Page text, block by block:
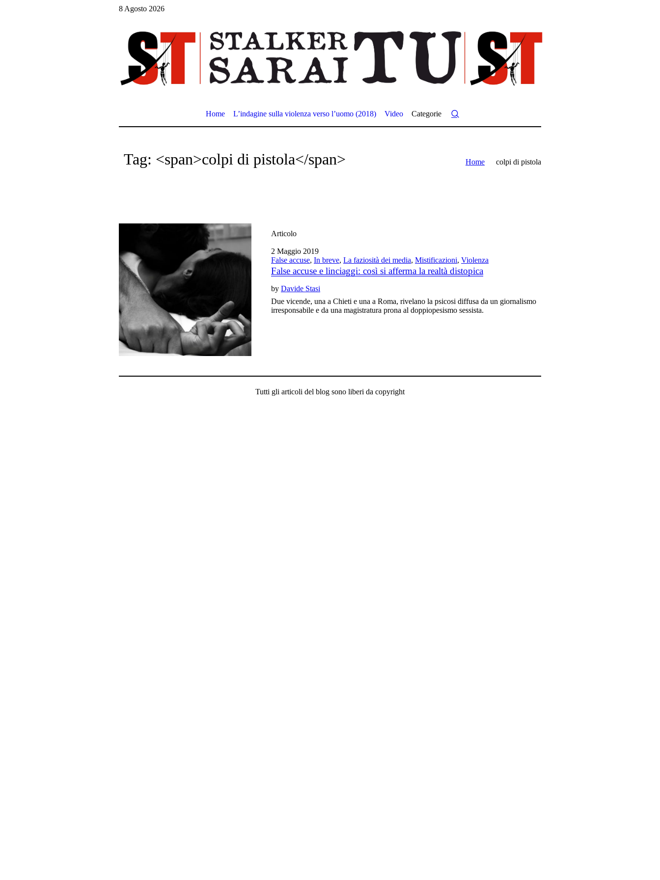
8 Agosto 2026
Home L’indagine sulla violenza verso l’uomo (2018) Video Categorie
Tag: <span>colpi di pistola</span> Home colpi di pistola
Articolo
2 Maggio 2019
False accuse,In breve,La faziosità dei media,Mistificazioni,Violenza
False accuse e linciaggi: così si afferma la realtà distopica
byDavide Stasi
Due vicende, una a Chieti e una a Roma, rivelano la psicosi diffusa da un giornalismo
irresponsabile e da una magistratura prona al doppiopesismo sessista.
Tutti gli articoli del blog sono liberi da copyright